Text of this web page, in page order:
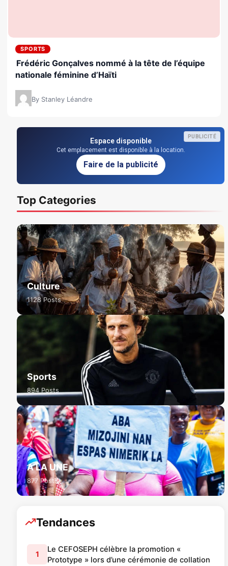
SPORTS
Frédéric Gonçalves nommé à la tête de l’équipe
nationale féminine d’Haïti
By Stanley Léandre
PUBLICITÉ
Espace disponible
Cet emplacement est disponible à la location.
Faire de la publicité
Top Categories
Culture
1128 Posts
Sports
894 Posts
A LA UNE
877 Posts
Tendances
1
Le CEFOSEPH célèbre la promotion «
Prototype » lors d’une cérémonie de collation